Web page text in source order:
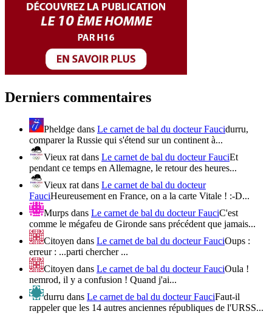
Derniers commentaires
Pheldge dans Le carnet de bal du docteur Faucidurru,
comparer la Russie qui s'étend sur un continent à...
Vieux rat dans Le carnet de bal du docteur FauciEt
pendant ce temps en Allemagne, le retour des heures...
Vieux rat dans Le carnet de bal du docteur
FauciHeureusement en France, on a la carte Vitale ! :-D...
Murps dans Le carnet de bal du docteur FauciC'est
comme le mégafeu de Gironde sans précédent que jamais...
Citoyen dans Le carnet de bal du docteur FauciOups :
erreur : ...parti chercher ...
Citoyen dans Le carnet de bal du docteur FauciOula !
nemrod, il y a confusion ! Quand j'ai...
durru dans Le carnet de bal du docteur FauciFaut-il
rappeler que les 14 autres anciennes républiques de l'URSS...